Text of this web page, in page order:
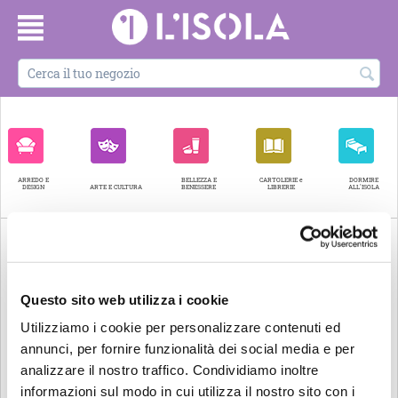
Questo sito web utilizza i cookie
Utilizziamo i cookie per personalizzare contenuti ed
annunci, per fornire funzionalità dei social media e per
analizzare il nostro traffico. Condividiamo inoltre
informazioni sul modo in cui utilizza il nostro sito con i
ARREDO E
DESIGN
ARTE E CULTURA
BELLEZZA E
BENESSERE
CARTOLERIE e
LIBRERIE
DORMIRE
ALL'ISOLA